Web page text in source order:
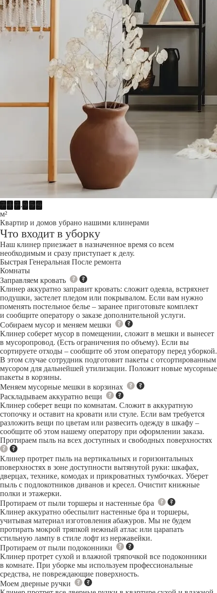
7 1 7,9 5 9
м²
Квартир и домов убрано нашими клинерами
Что входит в уборку
Наш клинер приезжает в назначенное время со всем
необходимым и сразу приступает к делу.
Быстрая Генеральная После ремонта
Комнаты
Заправляем кровать
Клинер аккуратно заправит кровать: сложит одеяла, встряхнет
подушки, застелет пледом или покрывалом. Если вам нужно
поменять постельное белье – заранее приготовьте комплект
и сообщите оператору о заказе дополнительной услуги.
Собираем мусор и меняем мешки
Клинер соберет мусор в помещении, сложит в мешки и вынесет
в мусоропровод. (Есть ограничения по объему). Если вы
сортируете отходы – сообщите об этом оператору перед уборкой.
В этом случае сотрудник подготовит пакеты с отсортированным
мусором для дальнейшей утилизации. Положит новые мусорные
пакеты в корзины.
Меняем мусорные мешки в корзинах
Раскладываем аккуратно вещи
Клинер соберет вещи по комнатам. Сложит в аккуратную
стопочку и оставит на кровати или стуле. Если вам требуется
разложить вещи по цветам или развесить одежду в шкафу –
сообщите об этом нашему оператору при оформлении заказа.
Протираем пыль на всех доступных и свободных поверхностях
Клинер протрет пыль на вертикальных и горизонтальных
поверхностях в зоне доступности вытянутой руки: шкафах,
дверцах, технике, комодах и прикроватных тумбочках. Уберет
пыль с подлокотников диванов и кресел. Очистит книжные
полки и этажерки.
Протираем от пыли торшеры и настенные бра
Клинер аккуратно обеспылит настенные бра и торшеры,
учитывая материал изготовления абажуров. Мы не будем
протирать мокрой тряпкой нежный атлас или царапать
стильную лампу в стиле лофт из нержавейки.
Протираем от пыли подоконники
Клинер протрет сухой и влажной тряпочкой все подоконники
в комнате. При уборке мы используем профессиональные
средства, не повреждающие поверхность.
Моем дверные ручки